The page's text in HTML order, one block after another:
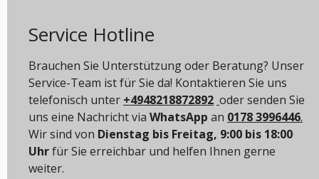
Service Hotline
Brauchen Sie Unterstützung oder Beratung? Unser
Service-Team ist für Sie da! Kontaktieren Sie uns
telefonisch unter +4948218872892 oder senden Sie
uns eine Nachricht via WhatsApp an 0178 3996446.
Wir sind von Dienstag bis Freitag, 9:00 bis 18:00
Uhrfür Sie erreichbar und helfen Ihnen gerne
weiter.